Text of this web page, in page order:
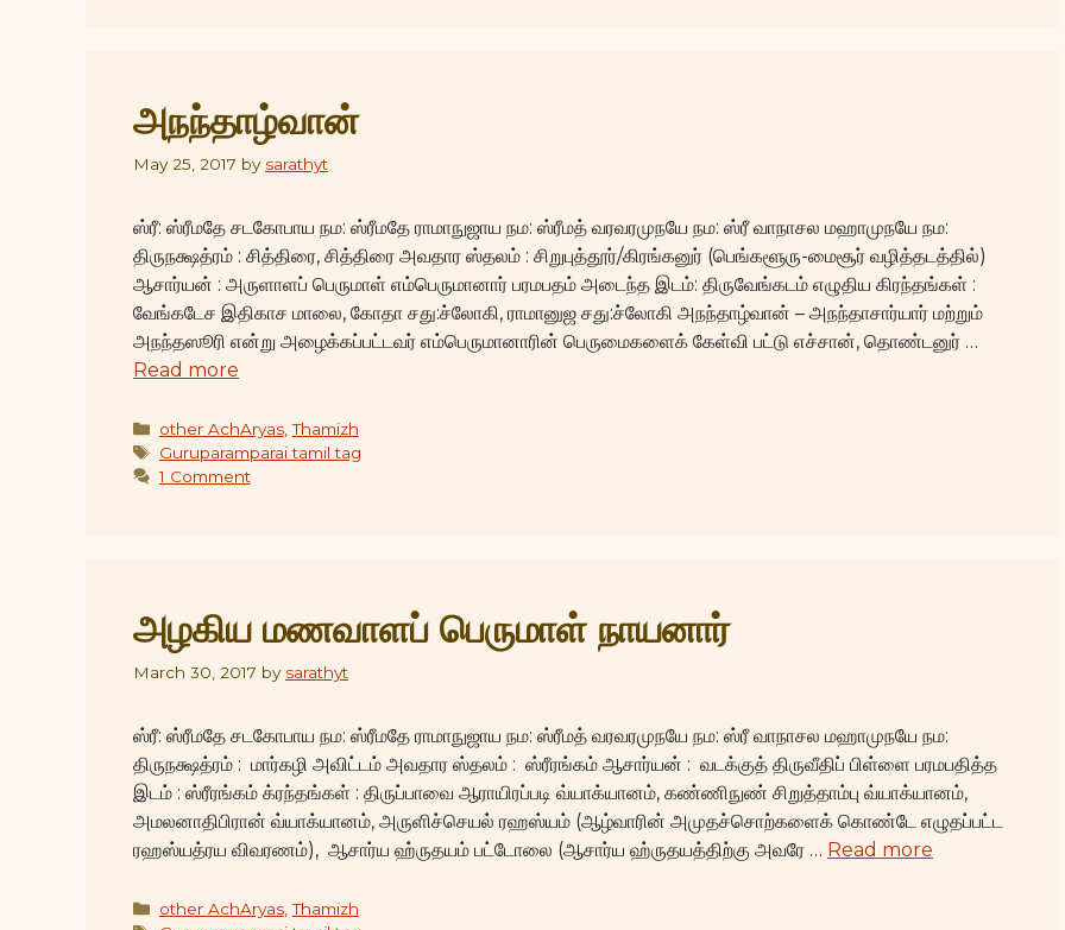
அநந்தாழ்வான்
May 25, 2017 by sarathyt
ஸ்ரீ: ஸ்ரீமதே சடகோபாய நம: ஸ்ரீமதே ராமாநுஜாய நம: ஸ்ரீமத் வரவரமுநயே நம: ஸ்ரீ வாநாசல மஹாமுநயே நம:
திருநக்ஷத்ரம் : சித்திரை, சித்திரை அவதார ஸ்தலம் : சிறுபுத்தூர்/கிரங்கனுர் (பெங்களூரு-மைசூர் வழித்தடத்தில்)
ஆசார்யன் : அருளாளப் பெருமாள் எம்பெருமானார் பரமபதம் அடைந்த இடம்: திருவேங்கடம் எழுதிய கிரந்தங்கள் :
வேங்கடேச இதிகாச மாலை, கோதா சது:ச்லோகி, ராமானுஜ சது:ச்லோகி அநந்தாழ்வான் – அநந்தாசார்யார் மற்றும்
அநந்தஸூரி என்று அழைக்கப்பட்டவர் எம்பெருமானாரின் பெருமைகளைக் கேள்வி பட்டு எச்சான், தொண்டனுர் …
Read more
Categories
other AchAryas,Thamizh
Tags
Guruparamparai tamil tag
1 Comment
அழகிய மணவாளப் பெருமாள் நாயனார்
March 30, 2017 by sarathyt
ஸ்ரீ: ஸ்ரீமதே சடகோபாய நம: ஸ்ரீமதே ராமாநுஜாய நம: ஸ்ரீமத் வரவரமுநயே நம: ஸ்ரீ வாநாசல மஹாமுநயே நம:
திருநக்ஷத்ரம் : மார்கழி அவிட்டம் அவதார ஸ்தலம் : ஸ்ரீரங்கம் ஆசார்யன் : வடக்குத் திருவீதிப் பிள்ளை பரமபதித்த
இடம் : ஸ்ரீரங்கம் க்ரந்தங்கள் : திருப்பாவை ஆராயிரப்படி வ்யாக்யானம், கண்ணிநுண் சிறுத்தாம்பு வ்யாக்யானம்,
அமலனாதிபிரான் வ்யாக்யானம், அருளிச்செயல் ரஹஸ்யம் (ஆழ்வாரின் அமுதச்சொற்களைக் கொண்டே எழுதப்பட்ட
ரஹஸ்யத்ரய விவரணம்), ஆசார்ய ஹ்ருதயம் பட்டோலை (ஆசார்ய ஹ்ருதயத்திற்கு அவரே … Read more
Categories
other AchAryas,Thamizh